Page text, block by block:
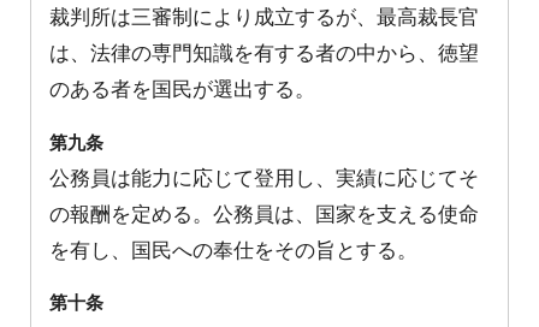
裁判所は三審制により成立するが、最高裁長官
は、法律の専門知識を有する者の中から、徳望
のある者を国民が選出する。
第九条
公務員は能力に応じて登用し、実績に応じてそ
の報酬を定める。公務員は、国家を支える使命
を有し、国民への奉仕をその旨とする。
第十条